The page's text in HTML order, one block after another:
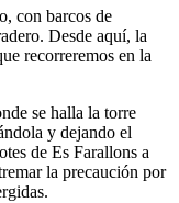
con barcos de
Desde aquí, la
recorreremos en la
se halla la torre
y dejando el
de Es Farallons a
la precaución por